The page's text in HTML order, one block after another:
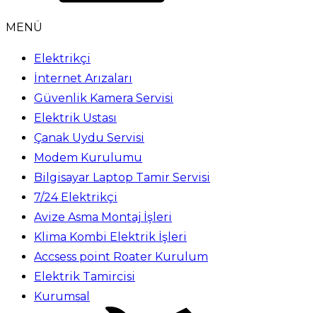
MENÜ
Elektrikçi
İnternet Arızaları
Güvenlik Kamera Servisi
Elektrik Ustası
Çanak Uydu Servisi
Modem Kurulumu
Bilgisayar Laptop Tamir Servisi
7/24 Elektrikçi
Avize Asma Montaj İşleri
Klima Kombi Elektrik İşleri
Accsess point Roater Kurulum
Elektrik Tamircisi
Kurumsal